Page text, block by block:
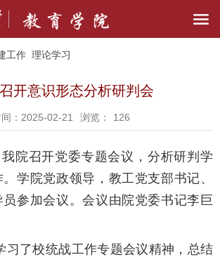
工作 理论学习
开意识形态分析研判会
间：2025-02-21 浏览： 126
院召开党委专题会议，分析研判学
学院党政领导，教工党支部书记、
参加会议。会议由院党委书记李巨
习了校统战工作专题会议精神，总结